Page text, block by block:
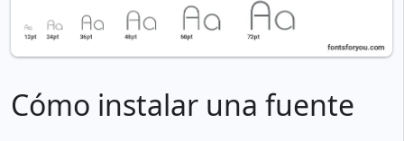
Cómo instalar una fuente